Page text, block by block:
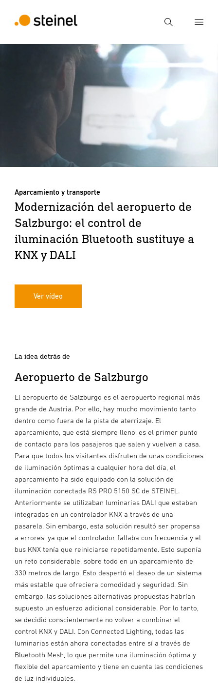
Búsqueda
Introducir el término de búsqueda
Aparcamiento y transporte
Modernización del aeropuerto de
Salzburgo: el control de
iluminación Bluetooth sustituye a
KNX y DALI
Ver vídeo
La idea detrás de
Aeropuerto de Salzburgo
El aeropuerto de Salzburgo es el aeropuerto regional más
grande de Austria. Por ello, hay mucho movimiento tanto
dentro como fuera de la pista de aterrizaje. El
aparcamiento, que está siempre lleno, es el primer punto
de contacto para los pasajeros que salen y vuelven a casa.
Para que todos los visitantes disfruten de unas condiciones
de iluminación óptimas a cualquier hora del día, el
aparcamiento ha sido equipado con la solución de
iluminación conectada RS PRO 5150 SC de STEINEL.
Anteriormente se utilizaban luminarias DALI que estaban
integradas en un controlador KNX a través de una
pasarela. Sin embargo, esta solución resultó ser propensa
a errores, ya que el controlador fallaba con frecuencia y el
bus KNX tenía que reiniciarse repetidamente. Esto suponía
un reto considerable, sobre todo en un aparcamiento de
330 metros de largo. Esto despertó el deseo de un sistema
más estable que ofreciera comodidad y seguridad. Sin
embargo, las soluciones alternativas propuestas habrían
supuesto un esfuerzo adicional considerable. Por lo tanto,
se decidió conscientemente no volver a combinar el
control KNX y DALI. Con Connected Lighting, todas las
luminarias están ahora conectadas entre sí a través de
Bluetooth Mesh, lo que permite una iluminación óptima y
flexible del aparcamiento y tiene en cuenta las condiciones
de luz individuales.